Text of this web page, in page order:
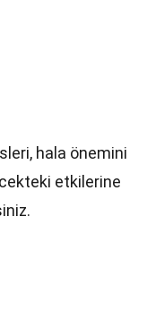
hala önemini
etkilerine